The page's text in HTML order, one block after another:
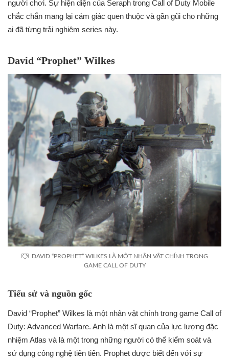
người chơi. Sự hiện diện của Seraph trong Call of Duty Mobile
chắc chắn mang lại cảm giác quen thuộc và gần gũi cho những
ai đã từng trải nghiệm series này.
David “Prophet” Wilkes
DAVID “PROPHET” WILKES LÀ MỘT NHÂN VẬT CHÍNH TRONG
GAME CALL OF DUTY
Tiểu sử và nguồn gốc
David “Prophet” Wilkes là một nhân vật chính trong game Call of
Duty: Advanced Warfare. Anh là một sĩ quan của lực lượng đặc
nhiệm Atlas và là một trong những người có thể kiểm soát và
sử dụng công nghệ tiên tiến. Prophet được biết đến với sự